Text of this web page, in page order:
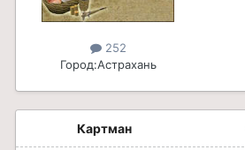
252
Город:Астрахань
Картман